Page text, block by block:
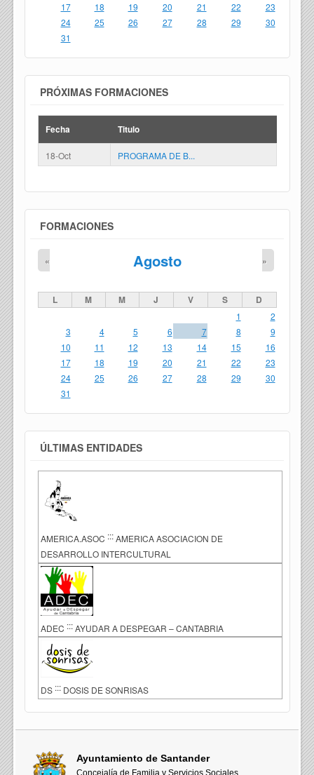
17
18 19 20 21 22
23
24
25 26 27 28 29
30
31
PRÓXIMAS FORMACIONES
Fecha Titulo
18-Oct PROGRAMA DE B...
FORMACIONES
Agosto
« »
L M M J V S D
1
2
3
4 5 6 7 8
9
10
11 12 13 14 15
16
17
18 19 20 21 22
23
24
25 26 27 28 29
30
31
ÚLTIMAS ENTIDADES
AMERICA.ASOC ::: AMERICA ASOCIACION DE
DESARROLLO INTERCULTURAL
ADEC ::: AYUDAR A DESPEGAR – CANTABRIA
DS ::: DOSIS DE SONRISAS
Ayuntamiento de Santander
Concejalía de Familia y Servicios Sociales